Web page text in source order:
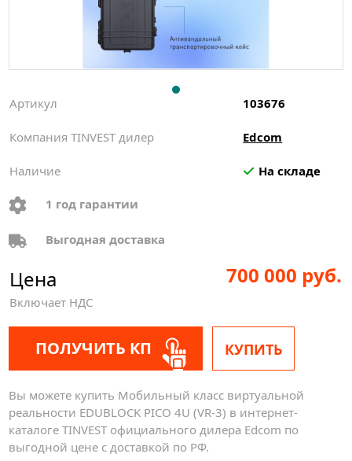
Артикул 103676
Компания TINVEST дилер Edcom
Наличие На складе
1 год гарантии
Выгодная доставка
Цена
Включает НДС
700 000 руб.
ПОЛУЧИТЬ КП КУПИТЬ
Вы можете купить Мобильный класс виртуальной
реальности EDUBLOCK PICO 4U (VR-3) в интернет-
каталоге TINVEST официального дилера Edcom по
выгодной цене с доставкой по РФ.